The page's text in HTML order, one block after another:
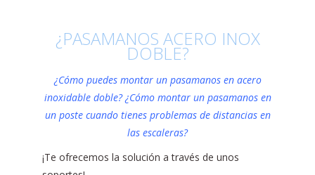
¿PASAMANOS ACERO INOX
DOBLE?
¿Cómo puedes montar un pasamanos en acero
inoxidable doble? ¿Cómo montar un pasamanos en
un poste cuando tienes problemas de distancias en
las escaleras?
¡Te ofrecemos la solución a través de unos